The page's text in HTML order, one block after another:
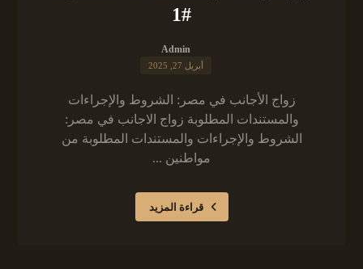
#1
Admin
أبريل 27, 2025
زواج الأجانب في مصر: الشروط والإجراءات
والمستندات المطلوبة زواج الاجانب في مصر:
الشروط والإجراءات والمستندات المطلوبة من
مواطنين ...
قراءة المزيد